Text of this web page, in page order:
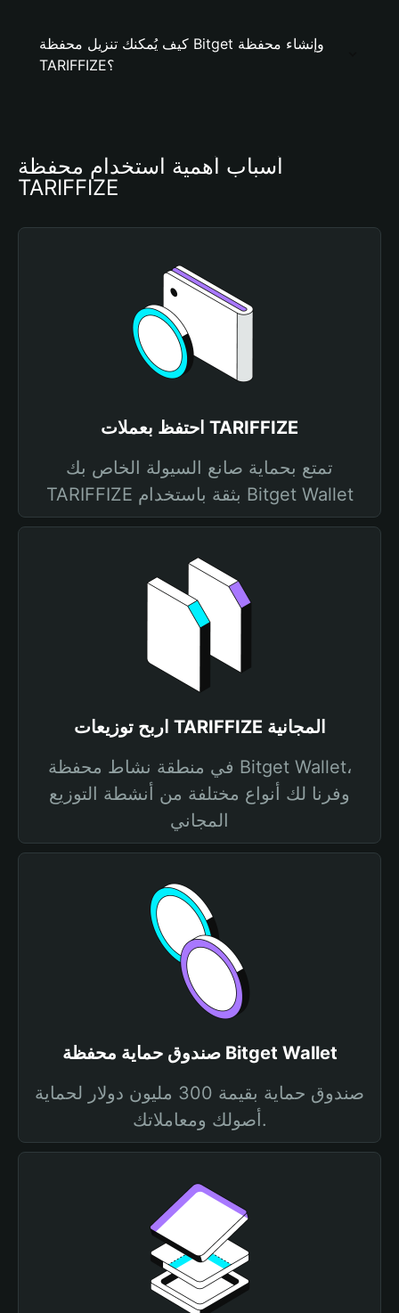
كيف يُمكنك تنزيل محفظة Bitget وإنشاء محفظة
TARIFFIZE؟
أسباب أهمية استخدام محفظة
TARIFFIZE
احتفظ بعملات TARIFFIZE
تمتع بحماية صانع السيولة الخاص بك
TARIFFIZE بثقة باستخدام Bitget Wallet
اربح توزيعات TARIFFIZE المجانية
في منطقة نشاط محفظة Bitget Wallet،
وفرنا لك أنواع مختلفة من أنشطة التوزيع
المجاني
صندوق حماية محفظة Bitget Wallet
صندوق حماية بقيمة 300 مليون دولار لحماية
أصولك ومعاملاتك.